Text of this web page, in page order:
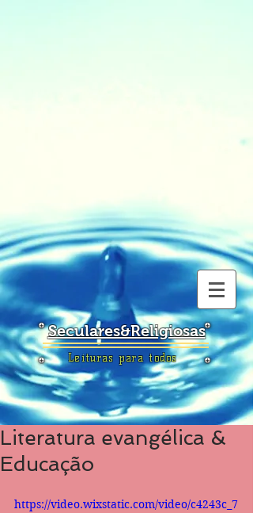
Seculares&Religiosas
Leituras para todos
Literatura evangélica &
Educação
https://video.wixstatic.com/video/c4243c_7